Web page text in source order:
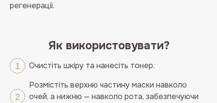
регенерації.
Як використовувати?
Очистіть шкіру та нанесіть тонер.
Розмістіть верхню частину маски навколо
очей, а нижню — навколо рота, забезпечуючи